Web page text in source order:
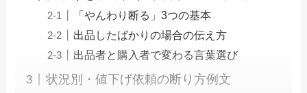
「やんわり断る」3つの基本
出品したばかりの場合の伝え方
出品者と購入者で変わる言葉選び
状況別・値下げ依頼の断り方例文